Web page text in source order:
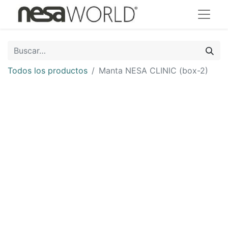
Todos los productos Manta NESA CLINIC (box-2)